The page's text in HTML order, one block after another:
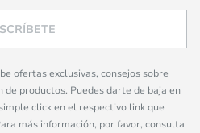
ofertas exclusivas, consejos sobre
productos. Puedes darte de baja en
click en el respectivo link que
más información, por favor, consulta